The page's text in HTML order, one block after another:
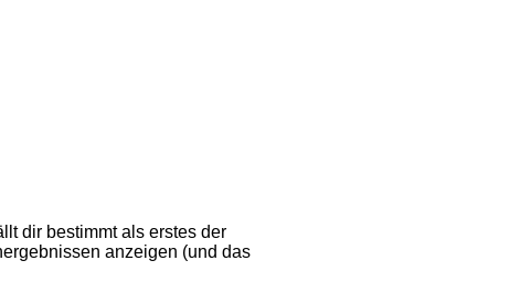
dir bestimmt als erstes der
anzeigen (und das